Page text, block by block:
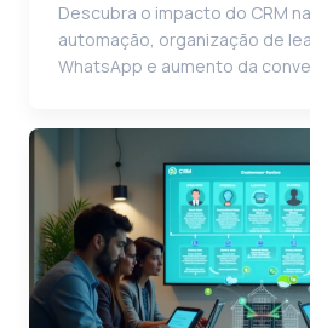
Descubra o impacto do CRM
automação, organização de
WhatsApp e aumento da